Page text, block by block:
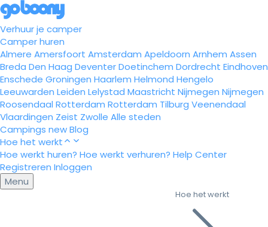
Verhuur je camper
Camper huren
Almere Amersfoort Amsterdam Apeldoorn Arnhem Assen
Breda Den Haag DeventerDoetinchem Dordrecht Eindhoven
Enschede Groningen Haarlem Helmond Hengelo
Leeuwarden Leiden Lelystad Maastricht Nijmegen Nijmegen
Roosendaal Rotterdam Rotterdam Tilburg Veenendaal
Vlaardingen Zeist Zwolle Alle steden
Campings newBlog
Hoe het werkt
Hoe werkt huren? Hoe werkt verhuren? Help Center
Registreren Inloggen
Menu
Hoe het werkt